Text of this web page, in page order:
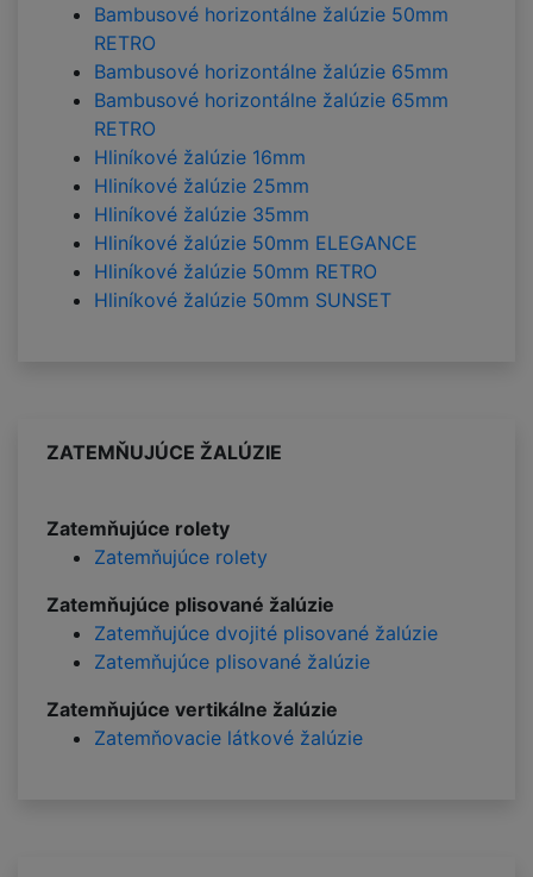
Bambusové horizontálne žalúzie 50mm
RETRO
Bambusové horizontálne žalúzie 65mm
Bambusové horizontálne žalúzie 65mm
RETRO
Hliníkové žalúzie 16mm
Hliníkové žalúzie 25mm
Hliníkové žalúzie 35mm
Hliníkové žalúzie 50mm ELEGANCE
Hliníkové žalúzie 50mm RETRO
Hliníkové žalúzie 50mm SUNSET
ZATEMŇUJÚCE ŽALÚZIE
Zatemňujúce rolety
Zatemňujúce rolety
Zatemňujúce plisované žalúzie
Zatemňujúce dvojité plisované žalúzie
Zatemňujúce plisované žalúzie
Zatemňujúce vertikálne žalúzie
Zatemňovacie látkové žalúzie